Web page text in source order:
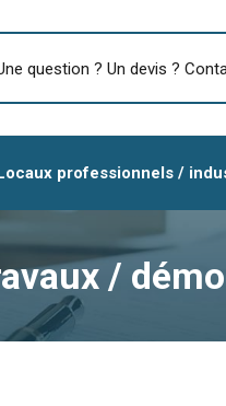
question ? Un devis ?
professionnels /
/